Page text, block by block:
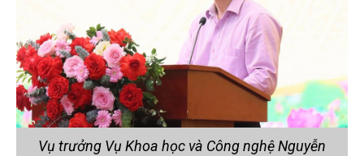
Vụ trưởng Vụ Khoa học và Công nghệ Nguyễn